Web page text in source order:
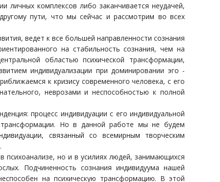
личных комплексов либо заканчивается неудачей,
пути, что мы сейчас и рассмотрим во всех
ведет к все большей направленности сознания
на стабильность сознания, чем на
областью психической трансформации,
индивидуализации при доминировании эго -
к кризису современного человека, с его
неврозами и неспособностью к полной
процесс индивидуации с его индивидуальной
трансформации. Но в данной работе мы не будем
связанный со всемирным творческим
психоанализе, но и в усилиях людей, занимающихся
Подчиненность сознания индивидуума нашей
на психическую трансформацию. В этой